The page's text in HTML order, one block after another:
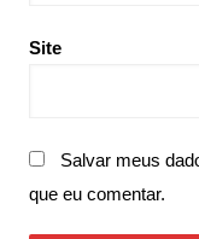
Site
Salvar meus
que eu comentar.